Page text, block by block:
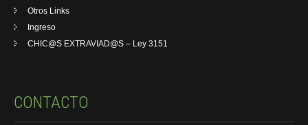
Otros Links
Ingreso
CHIC@S EXTRAVIAD@S – Ley 3151
CONTACTO